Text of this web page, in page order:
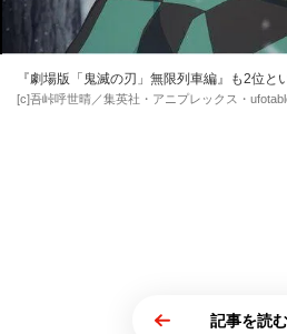
『劇場版「鬼滅の刃」無限列車編』も2位と
[c]吾峠呼世晴／集英社・アニプレックス・
記事を読む